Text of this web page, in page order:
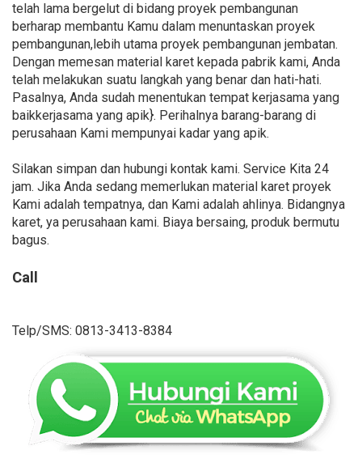
telah lama bergelut di bidang proyek pembangunan
berharap membantu Kamu dalam menuntaskan proyek
pembangunan,lebih utama proyek pembangunan jembatan.
Dengan memesan material karet kepada pabrik kami, Anda
telah melakukan suatu langkah yang benar dan hati-hati.
Pasalnya, Anda sudah menentukan tempat kerjasama yang
baikkerjasama yang apik}. Perihalnya barang-barang di
perusahaan Kami mempunyai kadar yang apik.
Silakan simpan dan hubungi kontak kami. Service Kita 24
jam. Jika Anda sedang memerlukan material karet proyek
Kami adalah tempatnya, dan Kami adalah ahlinya. Bidangnya
karet, ya perusahaan kami. Biaya bersaing, produk bermutu
bagus.
Call
Telp/SMS: 0813-3413-8384